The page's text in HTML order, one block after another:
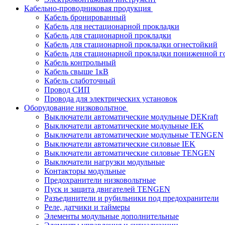
Кабельно-проводниковая продукция
Кабель бронированный
Кабель для нестационарной прокладки
Кабель для стационарной прокладки
Кабель для стационарной прокладки огнестойкий
Кабель для стационарной прокладки пониженной
Кабель контрольный
Кабель свыше 1кВ
Кабель слаботочный
Провод СИП
Провода для электрических установок
Оборудование низковольтное
Выключатели автоматические модульные DEKraft
Выключатели автоматические модульные IEK
Выключатели автоматические модульные TENGEN
Выключатели автоматические силовые IEK
Выключатели автоматические силовые TENGEN
Выключатели нагрузки модульные
Контакторы модульные
Предохранители низковольтные
Пуск и защита двигателей TENGEN
Разъединители и рубильники под предохранители
Реле, датчики и таймеры
Элементы модульные дополнительные